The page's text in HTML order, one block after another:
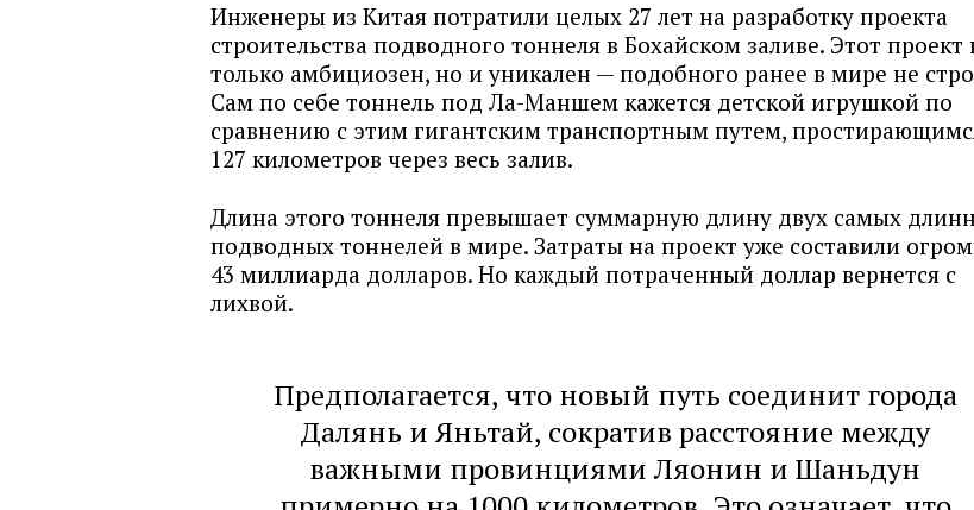
Инженеры из Китая потратили целых 27 лет на разработку проекта
строительства подводного тоннеля в Бохайском заливе. Этот проект
только амбициозен, но и уникален — подобного ранее в мире не
Сам по себе тоннель под Ла-Маншем кажется детской игрушкой по
сравнению с этим гигантским транспортным путем,
127 километров через весь залив.
Длина этого тоннеля превышает суммарную длину двух самых
подводных тоннелей в мире. Затраты на проект уже составили
43 миллиарда долларов. Но каждый потраченный доллар вернется с
лихвой.
Предполагается, что новый путь соединит города
Далянь и Яньтай, сократив расстояние между
важными провинциями Ляонин и Шаньдун